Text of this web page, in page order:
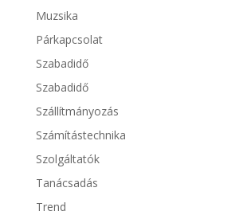
Muzsika
Párkapcsolat
Szabadidő
Szabadidő
Szállítmányozás
Számítástechnika
Szolgáltatók
Tanácsadás
Trend